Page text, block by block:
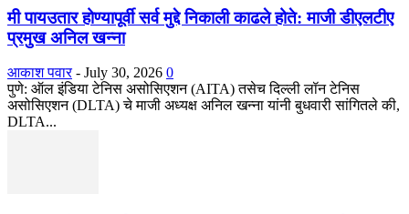
मी पायउतार होण्यापूर्वी सर्व मुद्दे निकाली काढले होते: माजी डीएलटीए
प्रमुख अनिल खन्ना
आकाश पवार - July 30, 2026 0
पुणे: ऑल इंडिया टेनिस असोसिएशन (AITA) तसेच दिल्ली लॉन टेनिस
असोसिएशन (DLTA) चे माजी अध्यक्ष अनिल खन्ना यांनी बुधवारी सांगितले की,
DLTA...